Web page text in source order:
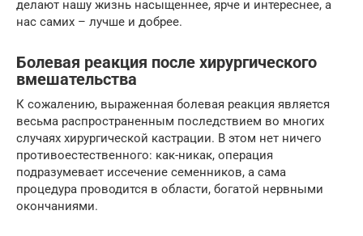
делают нашу жизнь насыщеннее, ярче и интереснее, а
нас самих – лучше и добрее.
Болевая реакция после хирургического
вмешательства
К сожалению, выраженная болевая реакция является
весьма распространенным последствием во многих
случаях хирургической кастрации. В этом нет ничего
противоестественного: как-никак, операция
подразумевает иссечение семенников, а сама
процедура проводится в области, богатой нервными
окончаниями.